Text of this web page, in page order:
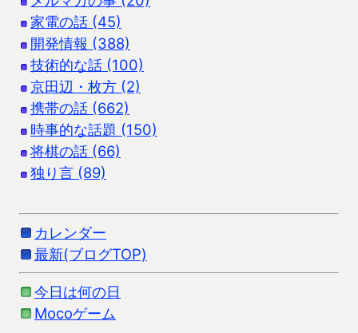
家電の話 (45)
開発情報 (388)
技術的な話 (100)
京田辺・枚方 (2)
携帯の話 (662)
時事的な話題 (150)
将棋の話 (66)
独り言 (89)
カレンダー
最新(ブログTOP)
今日は何の日
Mocoゲーム